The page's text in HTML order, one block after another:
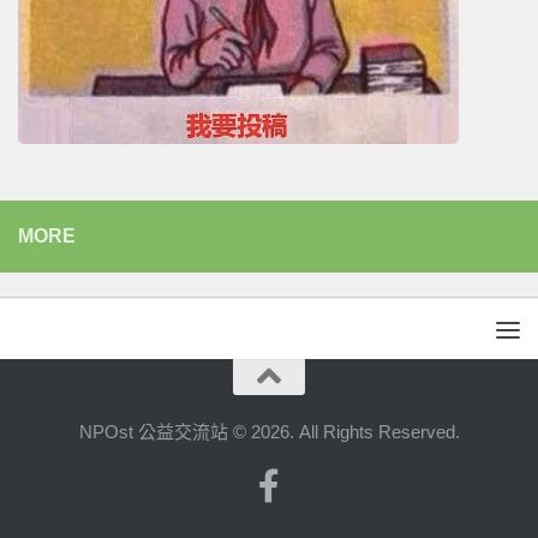
MORE
NPOst 公益交流站 © 2026. All Rights Reserved.